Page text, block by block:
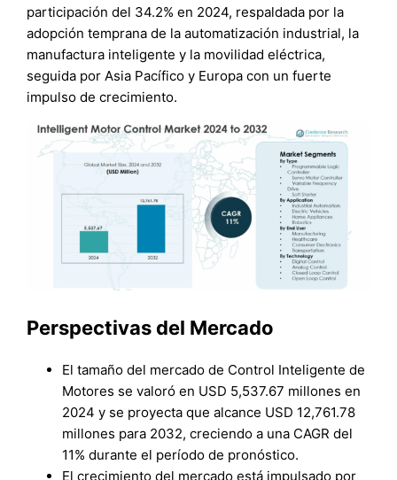
participación del 34.2% en 2024, respaldada por la
adopción temprana de la automatización industrial, la
manufactura inteligente y la movilidad eléctrica,
seguida por Asia Pacífico y Europa con un fuerte
impulso de crecimiento.
Perspectivas del Mercado
El tamaño del mercado de Control Inteligente de
Motores se valoró en USD 5,537.67 millones en
2024 y se proyecta que alcance USD 12,761.78
millones para 2032, creciendo a una CAGR del
11% durante el período de pronóstico.
El crecimiento del mercado está impulsado por